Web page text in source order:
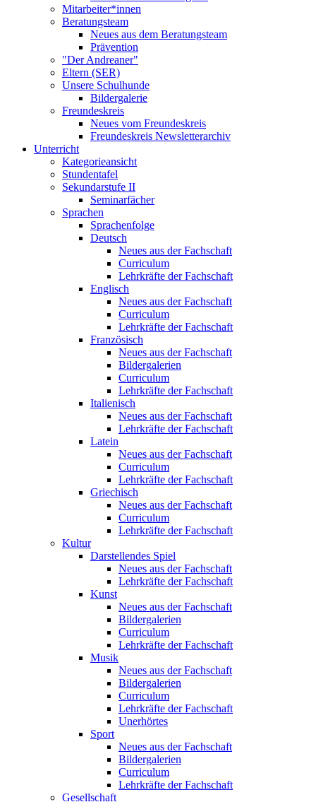
Mitarbeiter*innen
Beratungsteam
Neues aus dem Beratungsteam
Prävention
"Der Andreaner"
Eltern (SER)
Unsere Schulhunde
Bildergalerie
Freundeskreis
Neues vom Freundeskreis
Freundeskreis Newsletterarchiv
Unterricht
Kategorieansicht
Stundentafel
Sekundarstufe II
Seminarfächer
Sprachen
Sprachenfolge
Deutsch
Neues aus der Fachschaft
Curriculum
Lehrkräfte der Fachschaft
Englisch
Neues aus der Fachschaft
Curriculum
Lehrkräfte der Fachschaft
Französisch
Neues aus der Fachschaft
Bildergalerien
Curriculum
Lehrkräfte der Fachschaft
Italienisch
Neues aus der Fachschaft
Lehrkräfte der Fachschaft
Latein
Neues aus der Fachschaft
Curriculum
Lehrkräfte der Fachschaft
Griechisch
Neues aus der Fachschaft
Curriculum
Lehrkräfte der Fachschaft
Kultur
Darstellendes Spiel
Neues aus der Fachschaft
Lehrkräfte der Fachschaft
Kunst
Neues aus der Fachschaft
Bildergalerien
Curriculum
Lehrkräfte der Fachschaft
Musik
Neues aus der Fachschaft
Bildergalerien
Curriculum
Lehrkräfte der Fachschaft
Unerhörtes
Sport
Neues aus der Fachschaft
Bildergalerien
Curriculum
Lehrkräfte der Fachschaft
Gesellschaft